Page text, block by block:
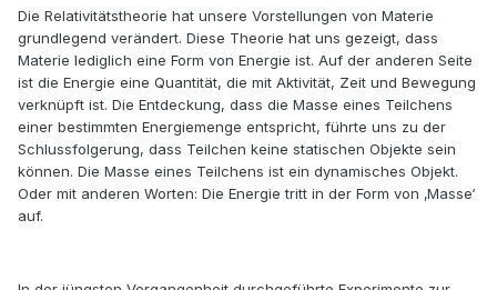
Die Relativitätstheorie hat unsere Vorstellungen von Materie
grundlegend verändert. Diese Theorie hat uns gezeigt, dass
Materie lediglich eine Form von Energie ist. Auf der anderen Seite
ist die Energie eine Quantität, die mit Aktivität, Zeit und Bewegung
verknüpft ist. Die Entdeckung, dass die Masse eines Teilchens
einer bestimmten Energiemenge entspricht, führte uns zu der
Schlussfolgerung, dass Teilchen keine statischen Objekte sein
können. Die Masse eines Teilchens ist ein dynamisches Objekt.
Oder mit anderen Worten: Die Energie tritt in der Form von ‚Masse‘
auf.